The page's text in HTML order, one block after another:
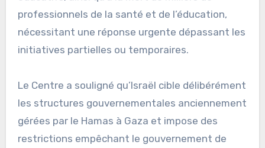
professionnels de la santé et de l’éducation,
nécessitant une réponse urgente dépassant les
initiatives partielles ou temporaires.
Le Centre a souligné qu’Israël cible délibérément
les structures gouvernementales anciennement
gérées par le Hamas à Gaza et impose des
restrictions empêchant le gouvernement de